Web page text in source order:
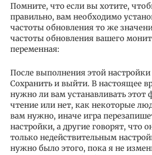
Помните, что если вы хотите,
правильно, вам необходимо
частоты обновления то же
частоты обновления вашего
переменная:
После выполнения этой
Сохранить и выйти. В настоящее
нужно ли вам устанавливать этот
чтение или нет, как некоторые
вам нужно, иначе игра
настройки, а другие говорят, что
только недействительным
нужно было этого, пока я не